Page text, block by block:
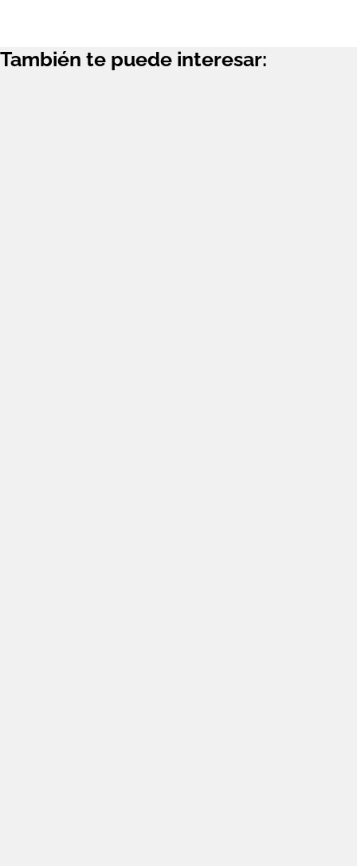
También te puede interesar: